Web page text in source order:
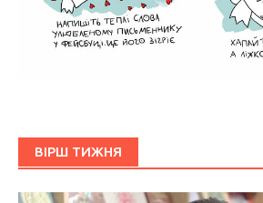
ВІРШ ТИЖНЯ